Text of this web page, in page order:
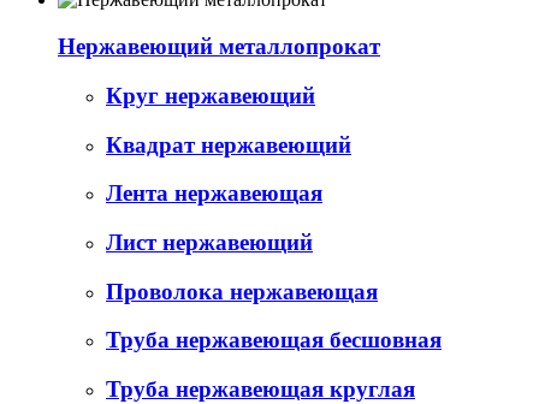
Нержавеющий металлопрокат
Круг нержавеющий
Квадрат нержавеющий
Лента нержавеющая
Лист нержавеющий
Проволока нержавеющая
Труба нержавеющая бесшовная
Труба нержавеющая круглая